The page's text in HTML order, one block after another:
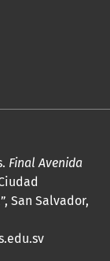
Final Avenida
San Salvador,